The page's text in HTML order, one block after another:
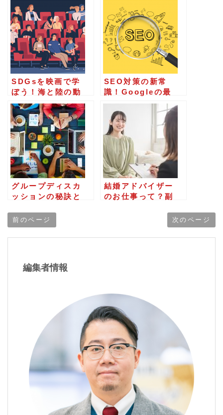
ま
に
し
て
く
だ
さ
い。
SDGsを映画で学
ぼう！海と陸の動
物保護がテーマの
映画４選
SEO対策の新常
識！Googleの最
新アルゴリズムに
対応する方法と効
果的なコンテンツ
戦略
グループディスカ
ッションの秘訣と
法則、キャリアア
ップに役立つポイ
ントを徹底紹介
結婚アドバイザー
のお仕事って？副
相談所を開業する
前のページ 次のページ
編集者情報